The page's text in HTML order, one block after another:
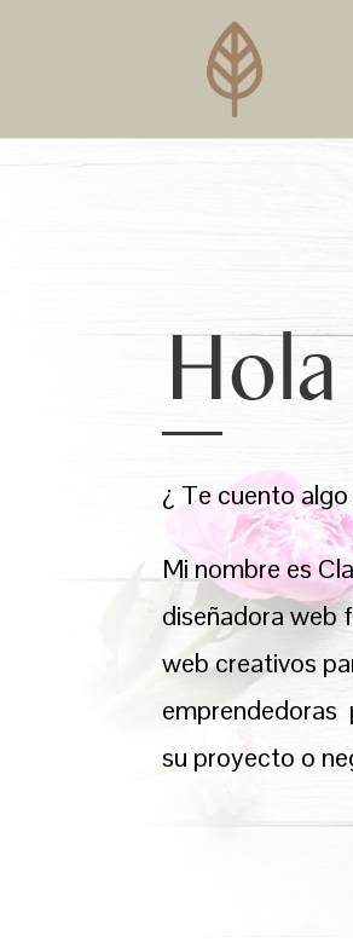
¿ Te cuento
Mi nombre es
diseñadora web
web creativos
emprendedoras
su proyecto o